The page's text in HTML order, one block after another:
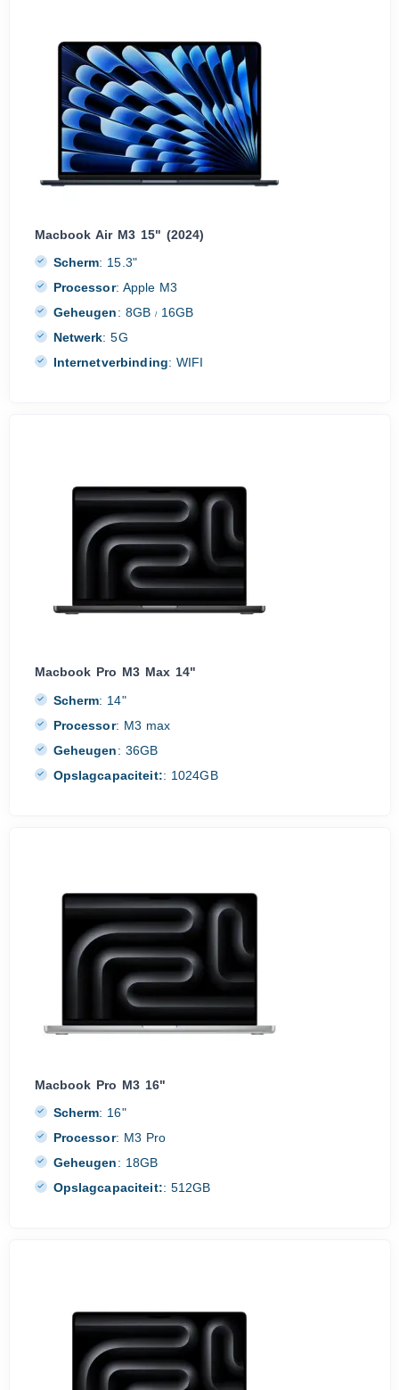
Macbook Air M3 15" (2024)
Scherm: 15.3"
Processor: Apple M3
Geheugen: 8GB / 16GB
Netwerk: 5G
Internetverbinding: WIFI
Macbook Pro M3 Max 14"
Scherm: 14"
Processor: M3 max
Geheugen: 36GB
Opslagcapaciteit:: 1024GB
Macbook Pro M3 16"
Scherm: 16"
Processor: M3 Pro
Geheugen: 18GB
Opslagcapaciteit:: 512GB